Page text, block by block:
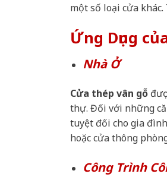
một số loại cửa
Ứng Dụng
Nhà Ở
Cửa thép vân gỗ
thự. Đối với những
tuyệt đối cho gia
hoặc cửa thông
Công Trình